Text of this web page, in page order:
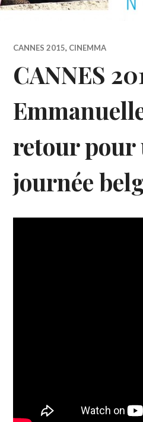
CANNES 2015, CINEMMA
CANNES
retour pour
journée